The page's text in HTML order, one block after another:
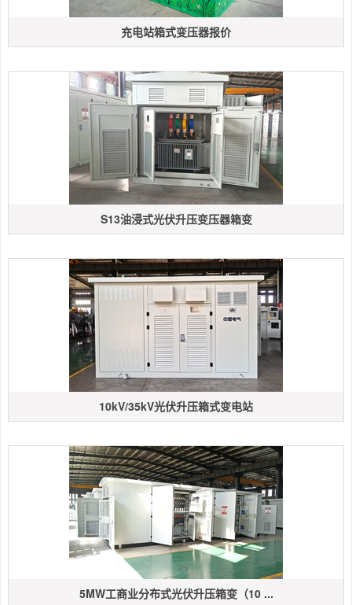
充电站箱式变压器报价
S13油浸式光伏升压变压器箱变
10kV/35kV光伏升压箱式变电站
5MW工商业分布式光伏升压箱变（10 ...